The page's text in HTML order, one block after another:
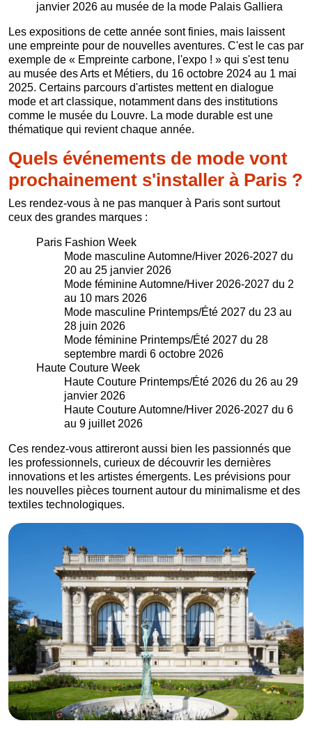
janvier 2026 au musée de la mode Palais Galliera
Les expositions de cette année sont finies, mais laissent
une empreinte pour de nouvelles aventures. C'est le cas par
exemple de « Empreinte carbone, l'expo ! » qui s'est tenu
au musée des Arts et Métiers, du 16 octobre 2024 au 1 mai
2025. Certains parcours d'artistes mettent en dialogue
mode et art classique, notamment dans des institutions
comme le musée du Louvre. La mode durable est une
thématique qui revient chaque année.
Quels événements de mode vont
prochainement s'installer à Paris ?
Les rendez-vous à ne pas manquer à Paris sont surtout
ceux des grandes marques :
Paris Fashion Week
Mode masculine Automne/Hiver 2026-2027 du
20 au 25 janvier 2026
Mode féminine Automne/Hiver 2026-2027 du 2
au 10 mars 2026
Mode masculine Printemps/Été 2027 du 23 au
28 juin 2026
Mode féminine Printemps/Été 2027 du 28
septembre mardi 6 octobre 2026
Haute Couture Week
Haute Couture Printemps/Été 2026 du 26 au 29
janvier 2026
Haute Couture Automne/Hiver 2026-2027 du 6
au 9 juillet 2026
Ces rendez-vous attireront aussi bien les passionnés que
les professionnels, curieux de découvrir les dernières
innovations et les artistes émergents. Les prévisions pour
les nouvelles pièces tournent autour du minimalisme et des
textiles technologiques.